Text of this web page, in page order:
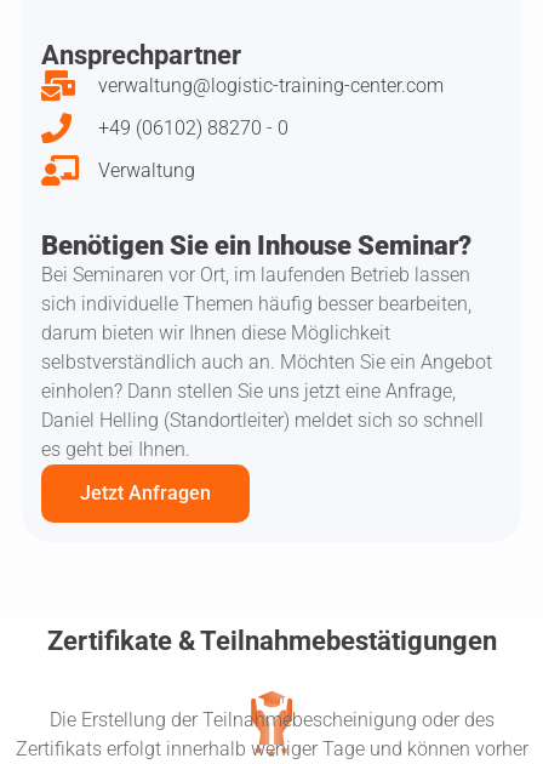
Ansprechpartner
verwaltung@logistic-training-center.com
+49 (06102) 88270 - 0
Verwaltung
Benötigen Sie ein Inhouse Seminar?
Bei Seminaren vor Ort, im laufenden Betrieb lassen
sich individuelle Themen häufig besser bearbeiten,
darum bieten wir Ihnen diese Möglichkeit
selbstverständlich auch an. Möchten Sie ein Angebot
einholen? Dann stellen Sie uns jetzt eine Anfrage,
Daniel Helling (Standortleiter) meldet sich so schnell
es geht bei Ihnen.
Jetzt Anfragen
Zertifikate & Teilnahmebestätigungen
Die Erstellung der Teilnahmebescheinigung oder des
Zertifikats erfolgt innerhalb weniger Tage und können vorher